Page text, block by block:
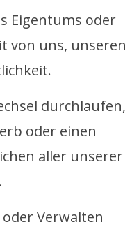
Eigentums oder
von uns, unseren
durchlaufen,
oder einen
aller unserer
Verwalten